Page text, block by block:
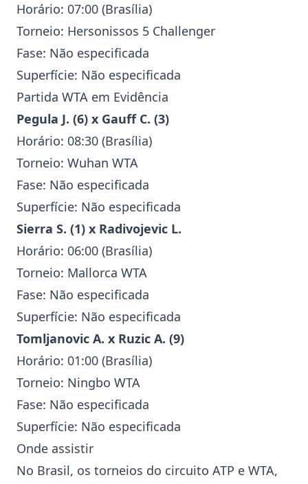
Horário: 07:00 (Brasília)
Torneio: Hersonissos 5 Challenger
Fase: Não especificada
Superfície: Não especificada
Partida WTA em Evidência
Pegula J. (6) x Gauff C. (3)
Horário: 08:30 (Brasília)
Torneio: Wuhan WTA
Fase: Não especificada
Superfície: Não especificada
Sierra S. (1) x Radivojevic L.
Horário: 06:00 (Brasília)
Torneio: Mallorca WTA
Fase: Não especificada
Superfície: Não especificada
Tomljanovic A. x Ruzic A. (9)
Horário: 01:00 (Brasília)
Torneio: Ningbo WTA
Fase: Não especificada
Superfície: Não especificada
Onde assistir
No Brasil, os torneios do circuito ATP e WTA,